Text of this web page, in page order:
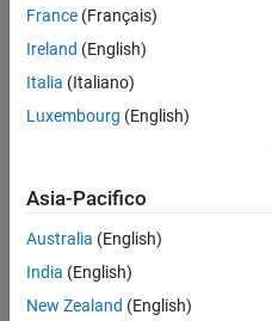
France (Français)
Ireland (English)
Italia (Italiano)
Luxembourg (English)
Asia-Pacifico
Australia (English)
India (English)
New Zealand (English)